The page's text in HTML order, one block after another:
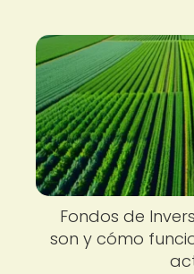
Fondos de
son y cómo